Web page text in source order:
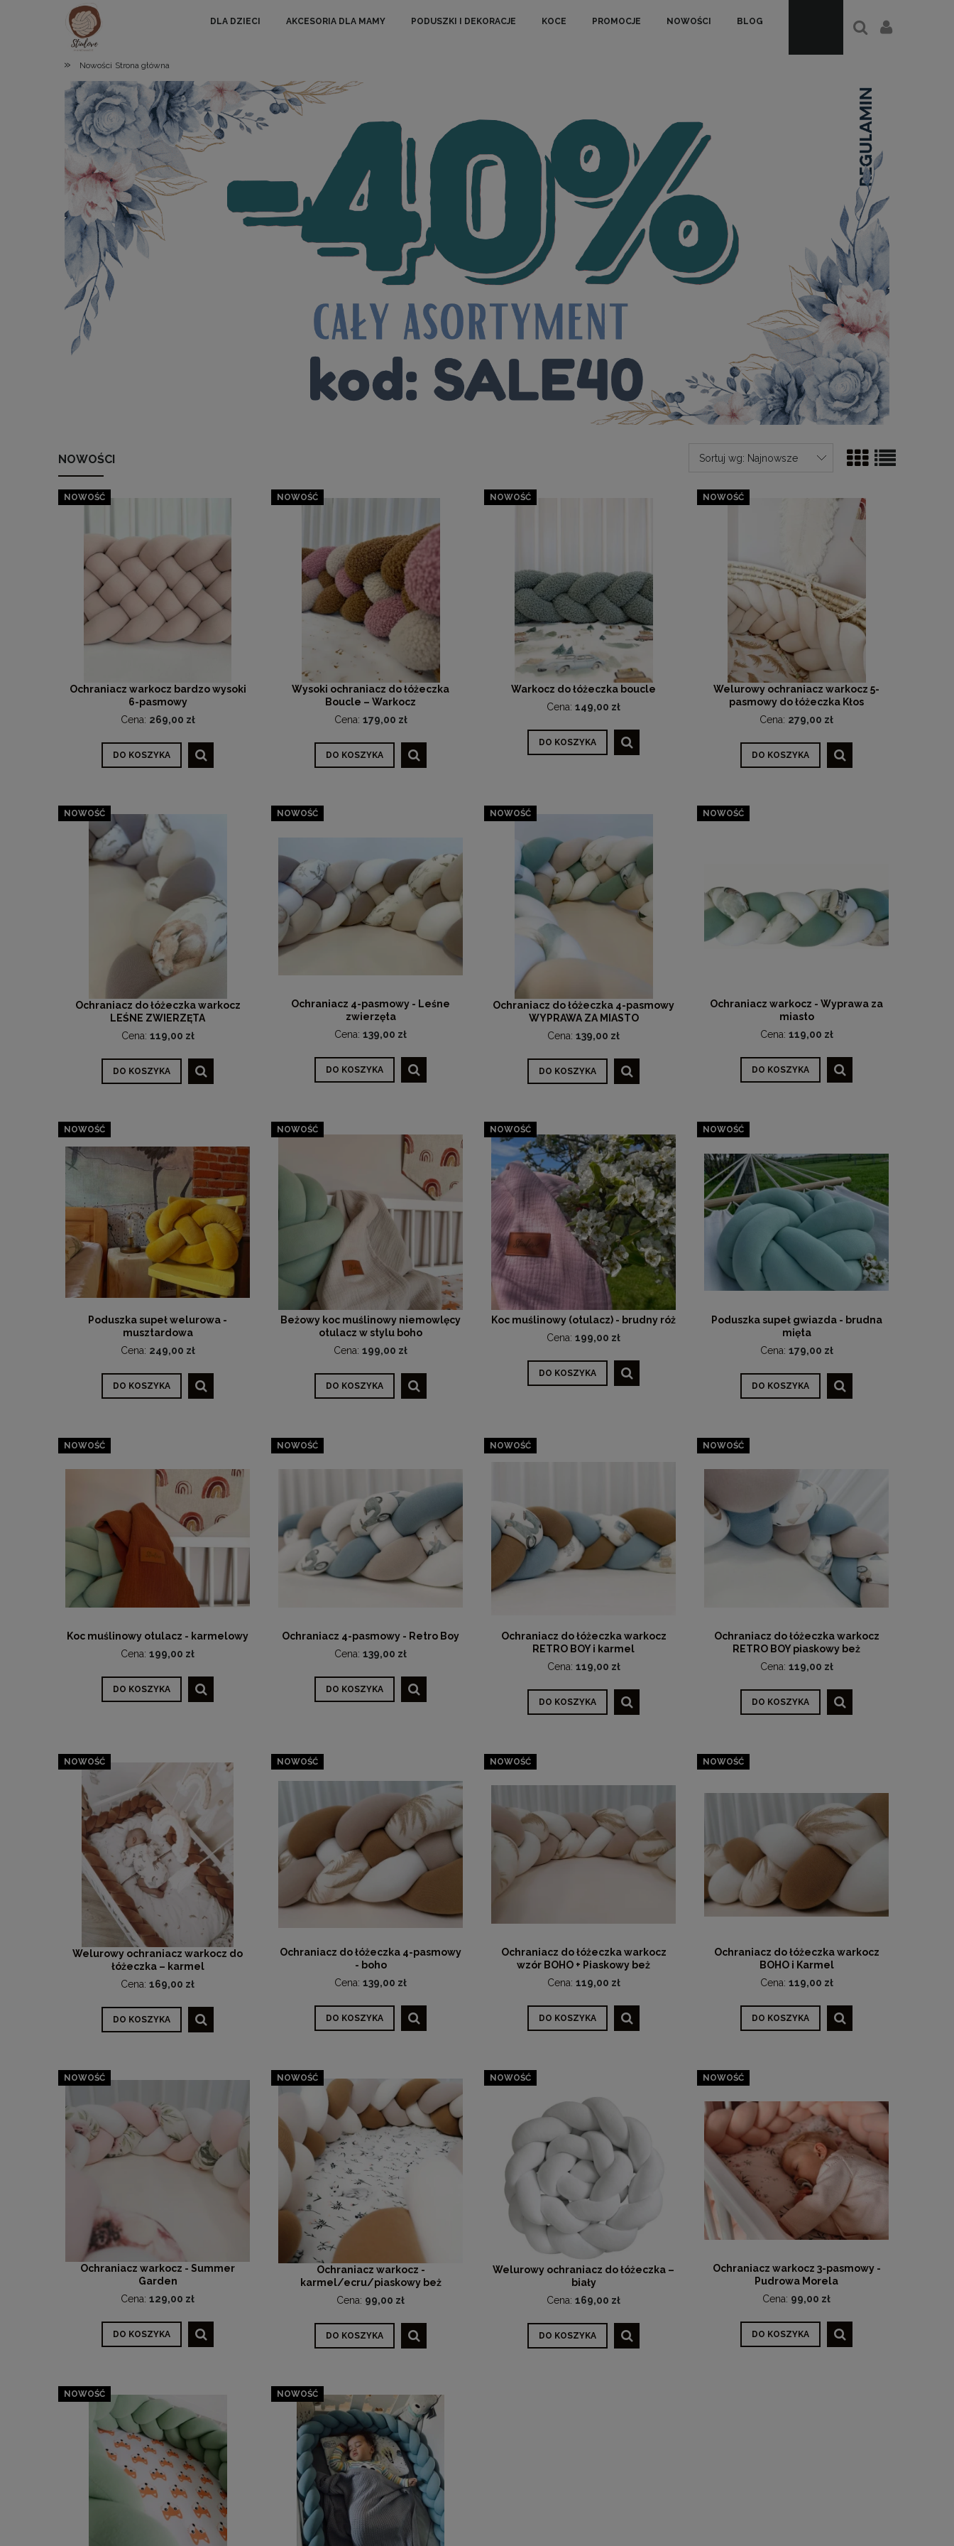
DLA DZIECI AKCESORIA DLA MAMY PODUSZKI I DEKORACJE KOCE PROMOCJE NOWOŚCI BLOG
» Nowości Strona główna
NOWOŚCI Sortuj wg: Najnowsze
Ochraniacz warkocz bardzo wysoki
6-pasmowy
Cena: 269,00 zł
DO KOSZYKA
NOWOŚĆ
Wysoki ochraniacz do łóżeczka
Boucle – Warkocz
Cena: 179,00 zł
DO KOSZYKA
NOWOŚĆ
Warkocz do łóżeczka boucle
Cena: 149,00 zł
DO KOSZYKA
NOWOŚĆ
Welurowy ochraniacz warkocz 5-
pasmowy do łóżeczka Kłos
Cena: 279,00 zł
DO KOSZYKA
NOWOŚĆ
Ochraniacz do łóżeczka warkocz
LEŚNE ZWIERZĘTA
Cena: 119,00 zł
DO KOSZYKA
NOWOŚĆ
Ochraniacz 4-pasmowy - Leśne
zwierzęta
Cena: 139,00 zł
DO KOSZYKA
NOWOŚĆ
Ochraniacz do łóżeczka 4-pasmowy
WYPRAWA ZA MIASTO
Cena: 139,00 zł
DO KOSZYKA
NOWOŚĆ
Ochraniacz warkocz - Wyprawa za
miasto
Cena: 119,00 zł
DO KOSZYKA
NOWOŚĆ
Poduszka supeł welurowa -
musztardowa
Cena: 249,00 zł
DO KOSZYKA
NOWOŚĆ
Beżowy koc muślinowy niemowlęcy
otulacz w stylu boho
Cena: 199,00 zł
DO KOSZYKA
NOWOŚĆ
Koc muślinowy (otulacz) - brudny róż
Cena: 199,00 zł
DO KOSZYKA
NOWOŚĆ
Poduszka supeł gwiazda - brudna
mięta
Cena: 179,00 zł
DO KOSZYKA
NOWOŚĆ
Koc muślinowy otulacz - karmelowy
Cena: 199,00 zł
DO KOSZYKA
NOWOŚĆ
Ochraniacz 4-pasmowy - Retro Boy
Cena: 139,00 zł
DO KOSZYKA
NOWOŚĆ
Ochraniacz do łóżeczka warkocz
RETRO BOY i karmel
Cena: 119,00 zł
DO KOSZYKA
NOWOŚĆ
Ochraniacz do łóżeczka warkocz
RETRO BOY piaskowy beż
Cena: 119,00 zł
DO KOSZYKA
NOWOŚĆ
Welurowy ochraniacz warkocz do
łóżeczka – karmel
Cena: 169,00 zł
DO KOSZYKA
NOWOŚĆ
Ochraniacz do łóżeczka 4-pasmowy
- boho
Cena: 139,00 zł
DO KOSZYKA
NOWOŚĆ
Ochraniacz do łóżeczka warkocz
wzór BOHO + Piaskowy beż
Cena: 119,00 zł
DO KOSZYKA
NOWOŚĆ
Ochraniacz do łóżeczka warkocz
BOHO i Karmel
Cena: 119,00 zł
DO KOSZYKA
NOWOŚĆ
Ochraniacz warkocz - Summer
Garden
Cena: 129,00 zł
DO KOSZYKA
NOWOŚĆ
Ochraniacz warkocz -
karmel/ecru/piaskowy beż
Cena: 99,00 zł
DO KOSZYKA
NOWOŚĆ
Welurowy ochraniacz do łóżeczka –
biały
Cena: 169,00 zł
DO KOSZYKA
NOWOŚĆ
Ochraniacz warkocz 3-pasmowy -
Pudrowa Morela
Cena: 99,00 zł
DO KOSZYKA
NOWOŚĆ
NOWOŚĆ NOWOŚĆ